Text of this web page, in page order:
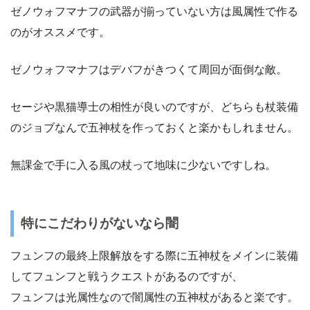
ゼノウォフマナフの武器が揃っていない方は風属性で作る
のがオススメです。
ゼノウォフマナフはデバフがきつくて周回が面倒な敵。
セージや黒猫導士の相性が良いのですが、どちらも杖装備
のジョブなんで五神杖を作っておくと楽かもしれません。
無課金で手に入る風の杖って地味に少ないですしね。
特にこだわりがないなら闇
フュンフの最終上限解放をする際に五神杖をメインに装備
してフュンフと戦うクエストがあるのですが、
フュンフは光属性なので闇属性の五神杖があると楽です。